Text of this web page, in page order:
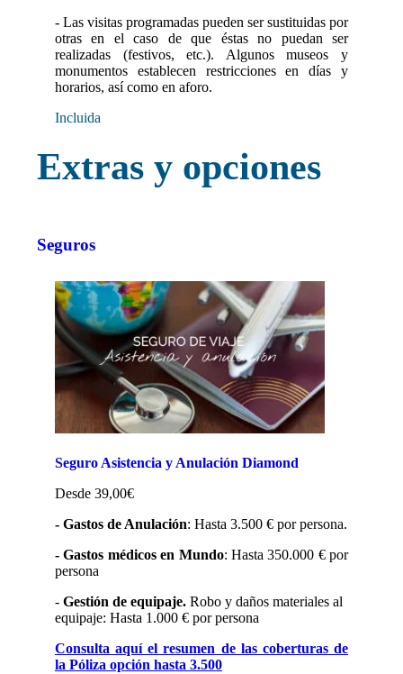
- Las visitas programadas pueden ser sustituidas por
otras en el caso de que éstas no puedan ser
realizadas (festivos, etc.). Algunos museos y
monumentos establecen restricciones en días y
horarios, así como en aforo.
Incluida
Extras y opciones
Seguros
Seguro Asistencia y Anulación Diamond
Desde 39,00€
- Gastos de Anulación: Hasta 3.500 € por persona.
- Gastos médicos en Mundo: Hasta 350.000 € por
persona
- Gestión de equipaje.Robo y daños materiales al
equipaje: Hasta 1.000 € por persona
Consulta aquí el resumen de las coberturas de
la Póliza opción hasta 3.500